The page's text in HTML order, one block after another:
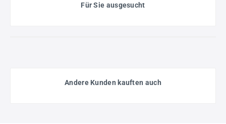
Für Sie ausgesucht
Andere Kunden kauften auch